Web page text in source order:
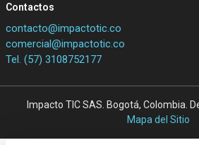
Contactos
contacto@impactotic.co
comercial@impactotic.co
Tel. (57) 3108752177
Impacto TIC SAS. Bogotá, Colombia.
Mapa del Sitio